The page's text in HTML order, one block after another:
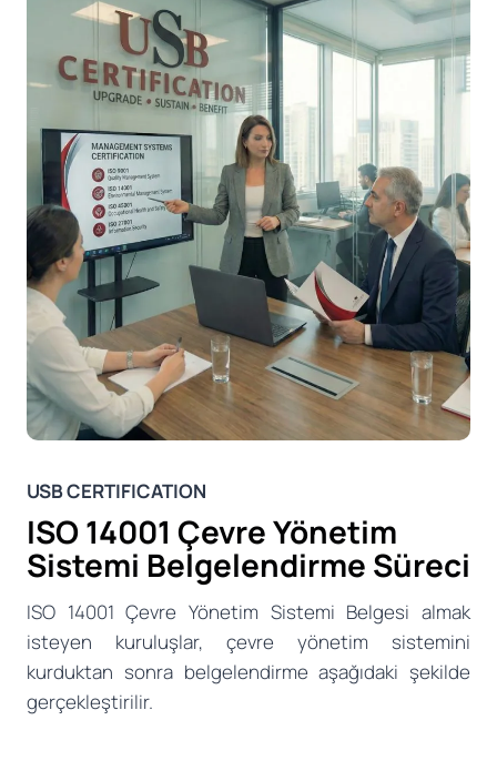
USB CERTIFICATION
ISO 14001 Çevre Yönetim
Sistemi Belgelendirme Süreci
ISO 14001 Çevre Yönetim Sistemi Belgesi almak
isteyen kuruluşlar, çevre yönetim sistemini
kurduktan sonra belgelendirme aşağıdaki şekilde
gerçekleştirilir.